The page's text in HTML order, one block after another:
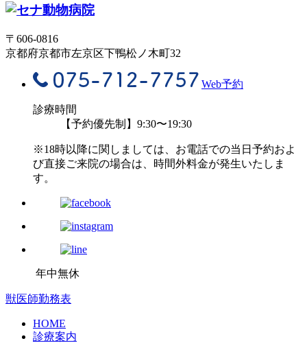
〒606-0816
京都府京都市左京区下鴨松ノ木町32
Web予約
診療時間
【予約優先制】9:30〜19:30
※18時以降に関しましては、お電話での当日予約およ
び直接ご来院の場合は、時間外料金が発生いたしま
す。
年中無休
獣医師勤務表
HOME
診療案内